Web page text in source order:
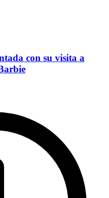
con su visita a